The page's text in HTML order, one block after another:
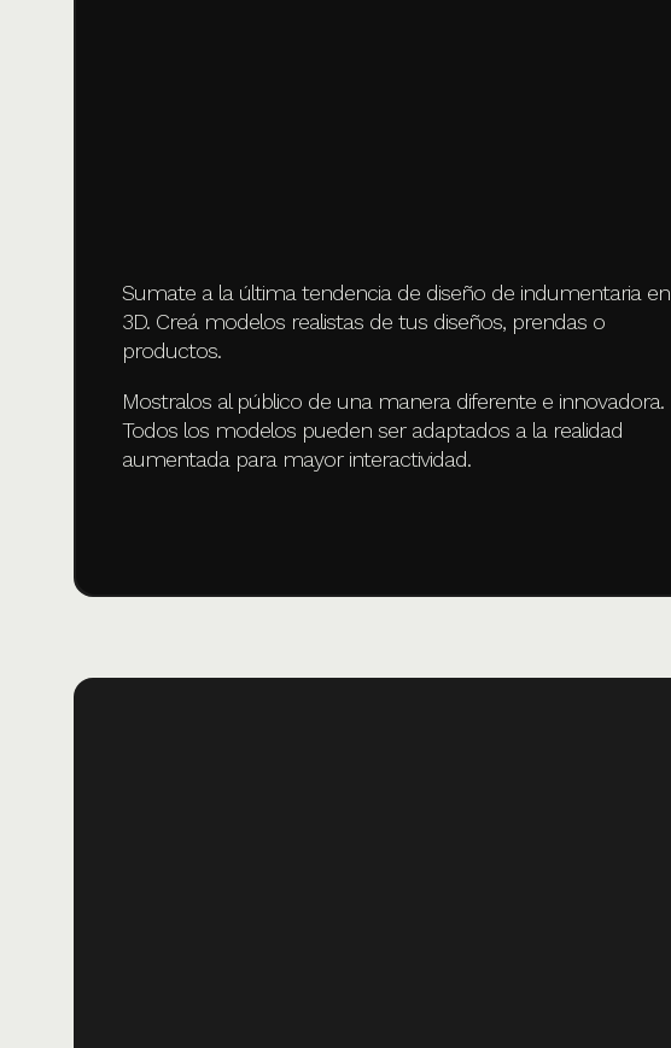
Sumate a la última tendencia de diseño de indumentaria en
3D. Creá modelos realistas de tus diseños, prendas o
productos.
Mostralos al público de una manera diferente e innovadora.
Todos los modelos pueden ser adaptados a la realidad
aumentada para mayor interactividad.